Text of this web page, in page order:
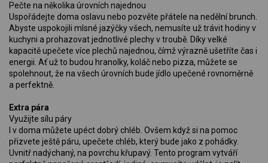
Pečte na několika úrovních najednou
Uspořádejte doma oslavu nebo pozvěte přátele na nedělní brunch.
Abyste uspokojili mlsné jazýčky všech, nemusíte už trávit hodiny v
kuchyni a prohazovat jednotlivé plechy v troubě. Díky velké
kapacitě upečete více plechů najednou, čímž výrazně ušetříte čas i
energii. Ať už to budou hranolky, koláč nebo pizza, můžete se
spolehnout, že na všech úrovních bude jídlo upečené rovnoměrně
a perfektně.
Extra pára
Využijte sílu páry
I v doma můžete upéct dobrý chléb. Ovšem když si na pomoc
přizvete ještě páru, upečete chléb, který bude jako z pohádky.
Uvnitř nadýchaný, na povrchu křupavý. Tento program vytváří